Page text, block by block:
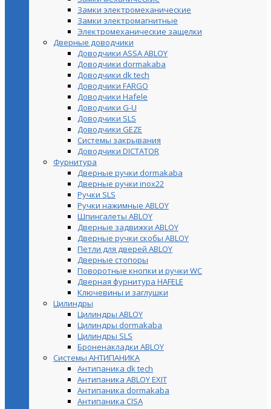
Замки электромеханические
Замки электромагнитные
Электромеханические защелки
Дверные доводчики
Доводчики ASSA ABLOY
Доводчики dormakaba
Доводчики dk tech
Доводчики FARGO
Доводчики Hafele
Доводчики G-U
Доводчики SLS
Доводчики GEZE
Cистемы закрывания
Доводчики DICTATOR
Фурнитура
Дверные ручки dormakaba
Дверные ручки inox22
Ручки SLS
Ручки нажимные ABLOY
Шпингалеты ABLOY
Дверные задвижки ABLOY
Дверные ручки скобы ABLOY
Петли для дверей ABLOY
Дверные стопоры
Поворотные кнопки и ручки WC
Дверная фурнитура HAFELE
Ключевины и заглушки
Цилиндры
Цилиндры ABLOY
Цилиндры dormakaba
Цилиндры SLS
Броненакладки ABLOY
Системы АНТИПАНИКА
Антипаника dk tech
Антипаника ABLOY EXIT
Антипаника dormakaba
Антипаника СISA